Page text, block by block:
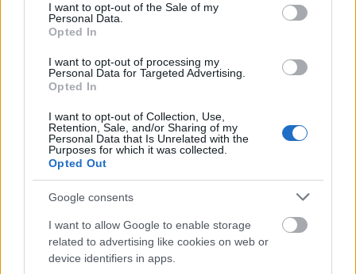
I want to opt-out of the Sale of my
Personal Data.
Opted In
I want to opt-out of processing my
Personal Data for Targeted Advertising.
Opted In
I want to opt-out of Collection, Use,
Retention, Sale, and/or Sharing of my
Personal Data that Is Unrelated with the
Purposes for which it was collected.
Opted Out
Google consents
I want to allow Google to enable storage
related to advertising like cookies on web or
device identifiers in apps.
bakker.
1 éve
de aztán csak meg lett a gól.
Bankrator
1 éve
@bakker.:
Végül is a második félidőben csak több gól lett mint
az elsőben volt.